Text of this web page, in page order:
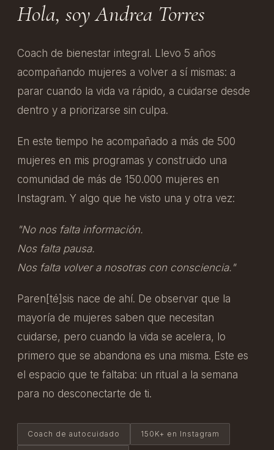
Hola, soy Andrea Torres
Coach de bienestar integral. Llevo 5 años
acompañando mujeres a volver a sí mismas: a
parar cuando la vida va rápido, a cuidarse desde
dentro y a priorizarse sin culpa.
En este tiempo he acompañado a más de 500
mujeres en mis programas y construido una
comunidad de más de 150.000 mujeres en
Instagram. Y algo que he visto una y otra vez:
"No nos falta información.
Nos falta pausa.
Nos falta volver a nosotras con consciencia."
Paren[té]sis nace de ahí. De observar que la
mayoría de mujeres saben que necesitan
cuidarse, pero cuando la vida se acelera, lo
primero que se abandona es una misma. Este es
el espacio que te faltaba: un ritual a la semana
para no desconectarte de ti.
Coach de autocuidado 150K+ en Instagram